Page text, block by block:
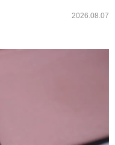
2026.08.07